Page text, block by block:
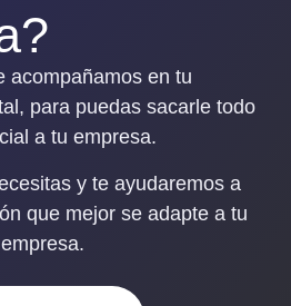
acompañamos en tu
para puedas sacarle todo
a tu empresa.
y te ayudaremos a
que mejor se adapte a tu
empresa.